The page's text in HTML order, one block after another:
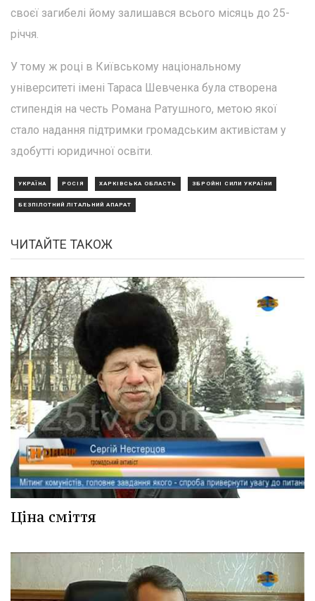
своєї загибелі йому залишався всього місяць до 25-
річчя.
У тому ж році в Київському національному
університеті імені Тараса Шевченка була створена
стипендія на честь Романа Ратушного, метою якої
стало надання підтримки громадським активістам у
здобутті юридичної освіти.
УКРАЇНА РОСІЯ ХАРКІВСЬКА ОБЛАСТЬ ЗБРОЙНІ СИЛИ УКРАЇНИ
БЕЗПІЛОТНИЙ ЛІТАЛЬНИЙ АПАРАТ
ЧИТАЙТЕ ТАКОЖ
Ціна сміття